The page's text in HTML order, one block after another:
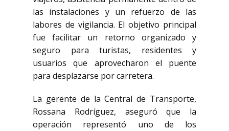
las instalaciones y un refuerzo de las
labores de vigilancia. El objetivo principal
fue facilitar un retorno organizado y
seguro para turistas, residentes y
usuarios que aprovecharon el puente
para desplazarse por carretera.
La gerente de la Central de Transporte,
Rossana Rodríguez, aseguró que la
operación representó uno de los